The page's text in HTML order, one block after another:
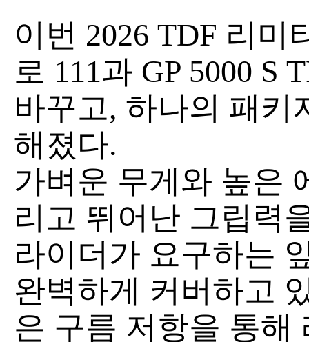
이번 2026 TDF 리미
로 111과 GP 5000 S
바꾸고, 하나의 패키
해졌다.
가벼운 무게와 높은
리고 뛰어난 그립력
라이더가 요구하는
완벽하게 커버하고
은 구름 저항을 통해